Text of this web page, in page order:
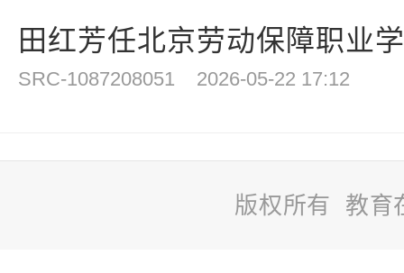
田红芳任北京劳动保障职业
SRC-1087208051 2026-05-22 17:12
版权所有 教育